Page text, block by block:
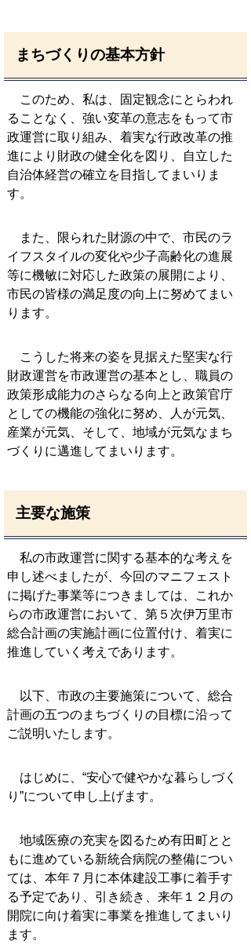
まちづくりの基本方針
このため、私は、固定観念にとらわれ
ることなく、強い変革の意志をもって市
政運営に取り組み、着実な行政改革の推
進により財政の健全化を図り、自立した
自治体経営の確立を目指してまいりま
す。
また、限られた財源の中で、市民のラ
イフスタイルの変化や少子高齢化の進展
等に機敏に対応した政策の展開により、
市民の皆様の満足度の向上に努めてまい
ります。
こうした将来の姿を見据えた堅実な行
財政運営を市政運営の基本とし、職員の
政策形成能力のさらなる向上と政策官庁
としての機能の強化に努め、人が元気、
産業が元気、そして、地域が元気なまち
づくりに邁進してまいります。
主要な施策
私の市政運営に関する基本的な考えを
申し述べましたが、今回のマニフェスト
に掲げた事業等につきましては、これか
らの市政運営において、第５次伊万里市
総合計画の実施計画に位置付け、着実に
推進していく考えであります。
以下、市政の主要施策について、総合
計画の五つのまちづくりの目標に沿って
ご説明いたします。
はじめに、“安心で健やかな暮らしづく
り”について申し上げます。
地域医療の充実を図るため有田町とと
もに進めている新統合病院の整備につい
ては、本年７月に本体建設工事に着手す
る予定であり、引き続き、来年１２月の
開院に向け着実に事業を推進してまいり
ます。